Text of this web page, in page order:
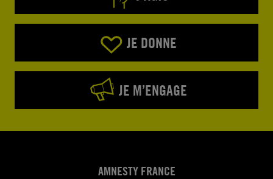
JE DONNE
JE M’ENGAGE
AMNESTY FRANCE